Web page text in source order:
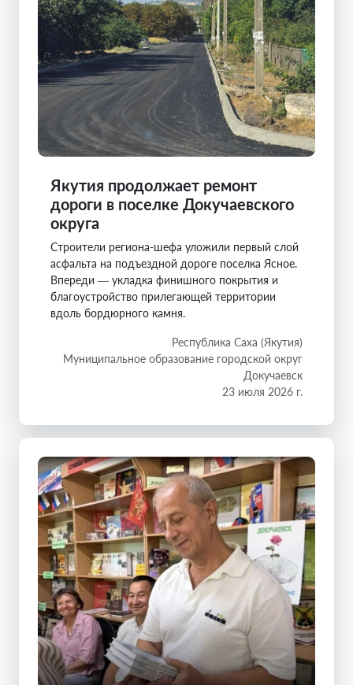
Якутия продолжает ремонт
дороги в поселке Докучаевского
округа
Строители региона-шефа уложили первый слой
асфальта на подъездной дороге поселка Ясное.
Впереди — укладка финишного покрытия и
благоустройство прилегающей территории
вдоль бордюрного камня.
Республика Саха (Якутия)
Муниципальное образование городской округ
Докучаевск
23 июля 2026 г.